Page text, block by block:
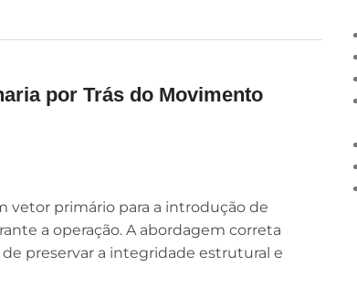
por Trás do Movimento
vetor primário para a introdução de
a operação. A abordagem correta
preservar a integridade estrutural e